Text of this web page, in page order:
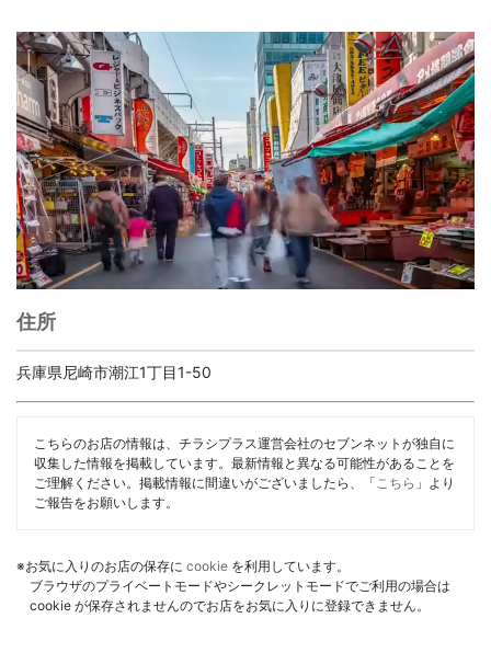
住所
兵庫県尼崎市潮江1丁目1-50
こちらのお店の情報は、チラシプラス運営会社のセブンネットが独自に
収集した情報を掲載しています。最新情報と異なる可能性があることを
ご理解ください。掲載情報に間違いがございましたら、「 こちら 」より
ご報告をお願いします。
※お気に入りのお店の保存に cookie を利用しています。
ブラウザのプライベートモードやシークレットモードでご利用の場合は
cookie が保存されませんのでお店をお気に入りに登録できません。